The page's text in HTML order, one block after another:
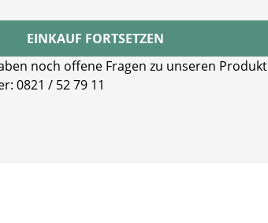
EINKAUF FORTSETZEN
noch offene Fragen zu unseren
0821 / 52 79 11